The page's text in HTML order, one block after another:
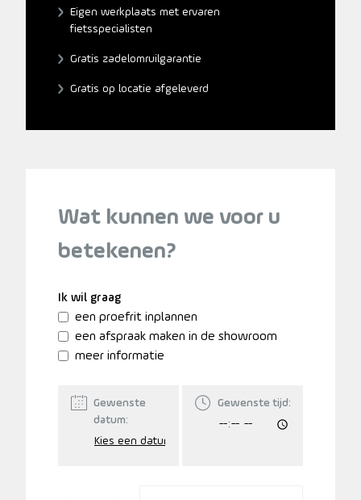
Eigen werkplaats met ervaren
fietsspecialisten
Gratis zadelomruilgarantie
Gratis op locatie afgeleverd
Wat kunnen we voor u
betekenen?
Ik wil graag
een proefrit inplannen
een afspraak maken in de showroom
meer informatie
Gewenste
datum:
Gewenste tijd: